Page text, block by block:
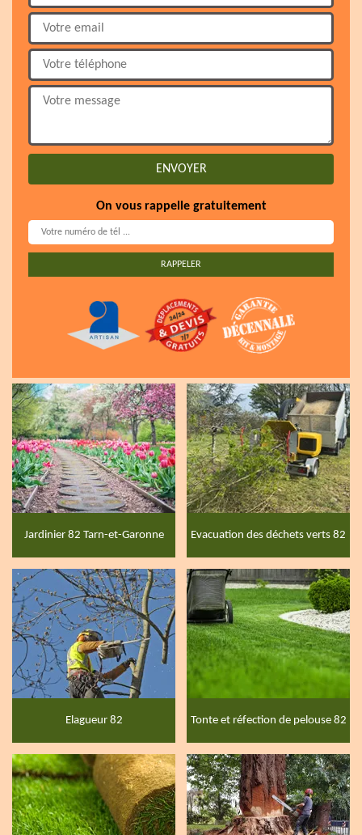
On vous rappelle gratuitement
Jardinier 82 Tarn-et-Garonne Evacuation des déchets verts 82
Elagueur 82 Tonte et réfection de pelouse 82